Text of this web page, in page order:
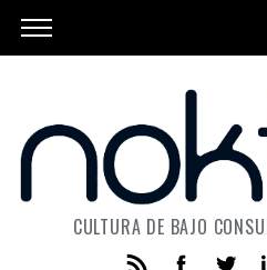
CULTURA DE BAJO